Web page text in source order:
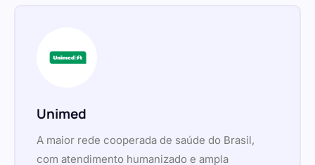
Unimed
A maior rede cooperada de saúde do Brasil,
com atendimento humanizado e ampla